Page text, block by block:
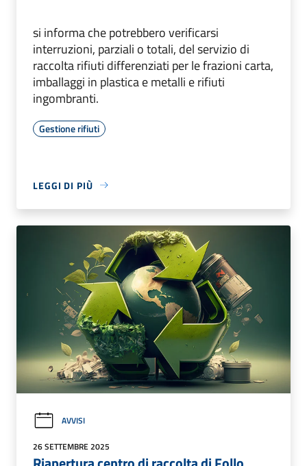
si informa che potrebbero verificarsi
interruzioni, parziali o totali, del servizio di
raccolta rifiuti differenziati per le frazioni carta,
imballaggi in plastica e metalli e rifiuti
ingombranti.
Gestione rifiuti
LEGGI DI PIÙ
AVVISI
26 SETTEMBRE 2025